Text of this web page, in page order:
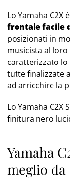
Lo Yamaha C2X
frontale facile
posizionati in
musicista al
caratterizzato lo
tutte finalizzate
ad arricchire la
Lo Yamaha C2X
finitura nero
Yamaha
meglio